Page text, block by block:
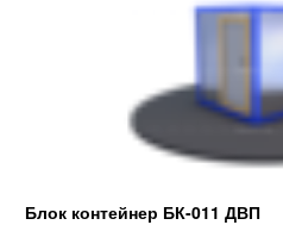
Блок контейнер БК-011 ДВП